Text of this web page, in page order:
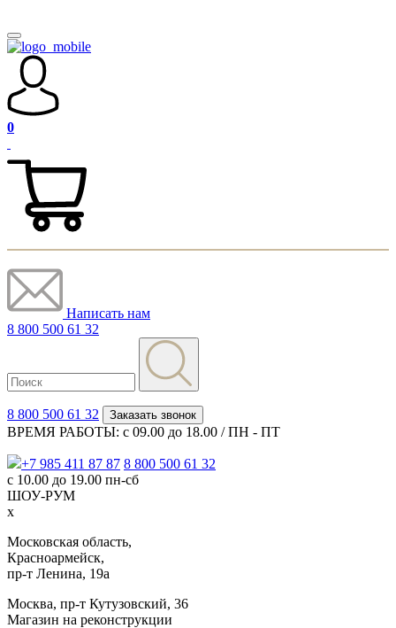
0
Написать нам
8 800 500 61 32
8 800 500 61 32 Заказать звонок
ВРЕМЯ РАБОТЫ: с 09.00 до 18.00 / ПН - ПТ
+7 985 411 87 87 8 800 500 61 32
с 10.00 до 19.00 пн-сб
ШОУ-РУМ
x
Московская область,
Красноармейск,
пр-т Ленина, 19а
Москва, пр-т Кутузовский, 36
Магазин на реконструкции